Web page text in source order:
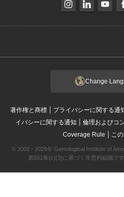
Change
著作権と商標 | プライバシーに関する通
イバシーに関する通知 | 倫理およびコ
Coverage Rule | こ
© 2002 - 2026年 Gemological Institute of
第501条(c)(3)に基づく非営利組織で